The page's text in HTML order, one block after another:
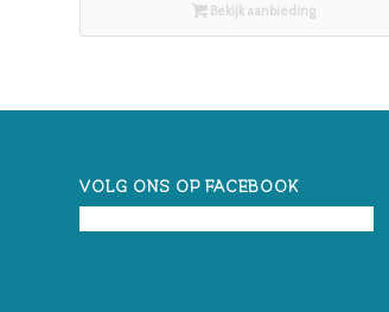
Bekijk aanbieding
VOLG ONS OP FACEBOOK